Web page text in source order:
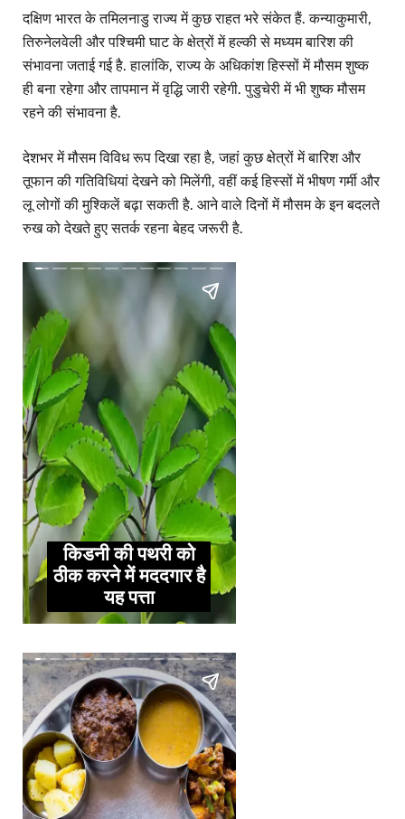
दक्षिण भारत के तमिलनाडु राज्य में कुछ राहत भरे संकेत हैं. कन्याकुमारी,
तिरुनेलवेली और पश्चिमी घाट के क्षेत्रों में हल्की से मध्यम बारिश की
संभावना जताई गई है. हालांकि, राज्य के अधिकांश हिस्सों में मौसम शुष्क
ही बना रहेगा और तापमान में वृद्धि जारी रहेगी. पुडुचेरी में भी शुष्क मौसम
रहने की संभावना है.
देशभर में मौसम विविध रूप दिखा रहा है, जहां कुछ क्षेत्रों में बारिश और
तूफान की गतिविधियां देखने को मिलेंगी, वहीं कई हिस्सों में भीषण गर्मी और
लू लोगों की मुश्किलें बढ़ा सकती है. आने वाले दिनों में मौसम के इन बदलते
रुख को देखते हुए सतर्क रहना बेहद जरूरी है.